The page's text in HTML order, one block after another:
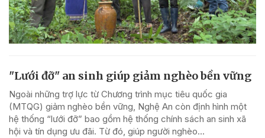
"Lưới đỡ" an sinh giúp giảm nghèo bền vững
Ngoài những trợ lực từ Chương trình mục tiêu quốc gia
(MTQG) giảm nghèo bền vững, Nghệ An còn định hình một
hệ thống “lưới đỡ” bao gồm hệ thống chính sách an sinh xã
hội và tín dụng ưu đãi. Từ đó, giúp người nghèo...